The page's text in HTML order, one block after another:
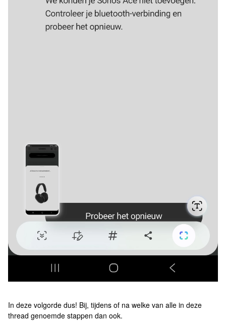
In deze volgorde dus! Bij, tijdens of na welke van alle in deze
thread genoemde stappen dan ook.